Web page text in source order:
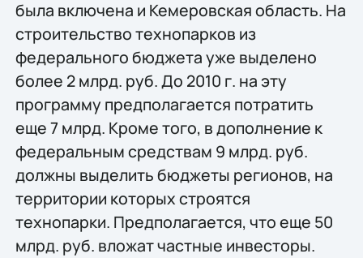
была включена и Кемеровская область. На
строительство технопарков из
федерального бюджета уже выделено
более 2 млрд. руб. До 2010 г. на эту
программу предполагается потратить
еще 7 млрд. Кроме того, в дополнение к
федеральным средствам 9 млрд. руб.
должны выделить бюджеты регионов, на
территории которых строятся
технопарки. Предполагается, что еще 50
млрд. руб. вложат частные инвесторы.